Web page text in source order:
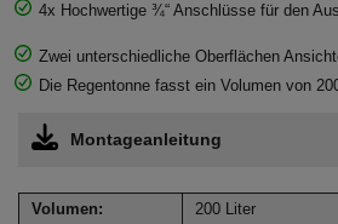
4x Hochwertige ¾“ Anschlüsse für den
Zwei unterschiedliche Oberflächen
Die Regentonne fasst ein Volumen von
Montageanleitung
Volumen:
200 Liter